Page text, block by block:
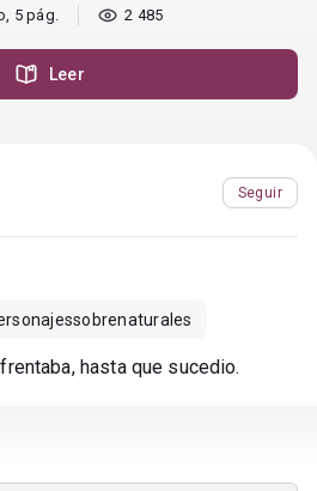
5 pág. 2 485
Leer
Seguir
hasta que sucedio.